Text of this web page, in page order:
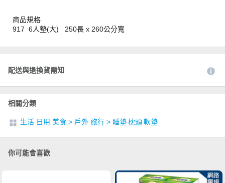
商品規格
917 6人墊(大) 250長 x 260公分寬
配送與退換貨需知
相關分類
生活 日用 美食 > 戶外 旅行 > 睡墊‧枕頭‧軟墊
你可能會喜歡